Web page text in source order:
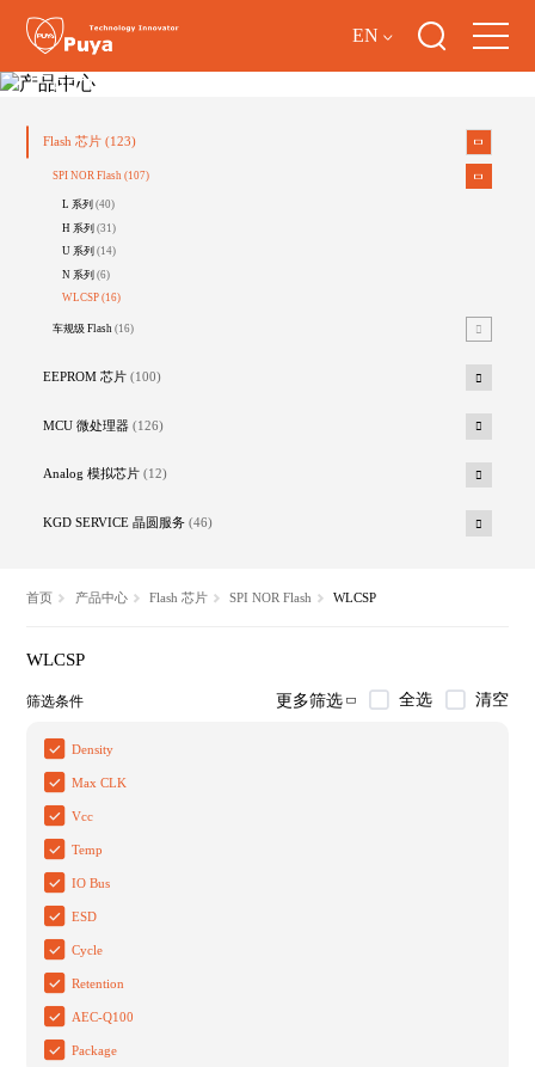
EN
产品中心
Flash 芯片 (123)
SPI NOR Flash(107)
L 系列(40)
H 系列(31)
U 系列(14)
N 系列(6)
WLCSP(16)
车规级 Flash(16)
EEPROM 芯片 (100)
MCU 微处理器 (126)
Analog 模拟芯片 (12)
KGD SERVICE 晶圆服务 (46)
首页 产品中心 Flash 芯片 SPI NOR Flash WLCSP
WLCSP
筛选条件 更多筛选 全选 清空
Density
Max CLK
Vcc
Temp
IO Bus
ESD
Cycle
Retention
AEC-Q100
Package